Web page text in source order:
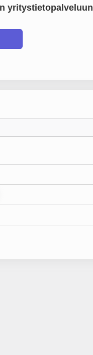
yritystietopalveluun